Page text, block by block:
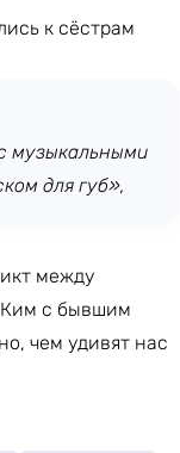
к сёстрам
музыкальными
для губ»,
между
Ким с бывшим
чем удивят нас